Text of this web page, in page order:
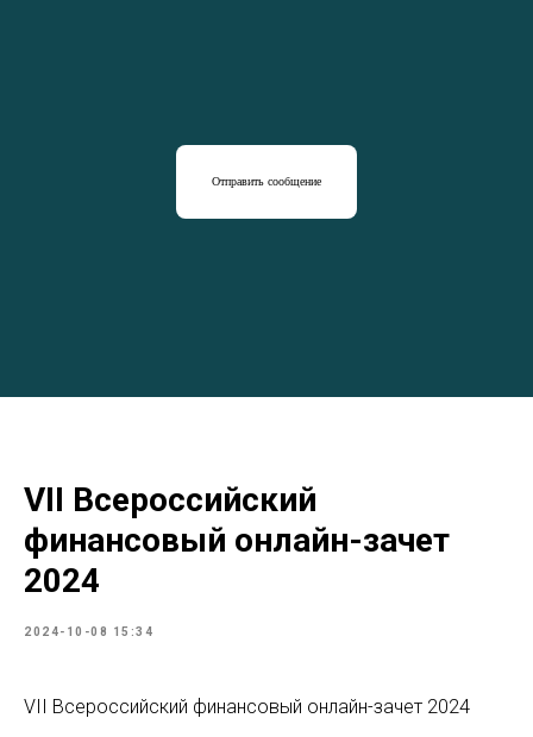
Отправить сообщение
VII Всероссийский
финансовый онлайн-зачет
2024
2024-10-08 15:34
VII Всероссийский финансовый онлайн-зачет 2024